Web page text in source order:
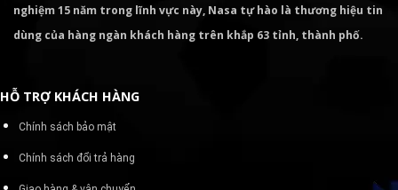
nghiệm 15 năm trong lĩnh vực này, Nasa tự hào là thương hiệu tin
dùng của hàng ngàn khách hàng trên khắp 63 tỉnh, thành phố.
HỖ TRỢ KHÁCH HÀNG
Chính sách bảo mật
Chính sách đổi trả hàng